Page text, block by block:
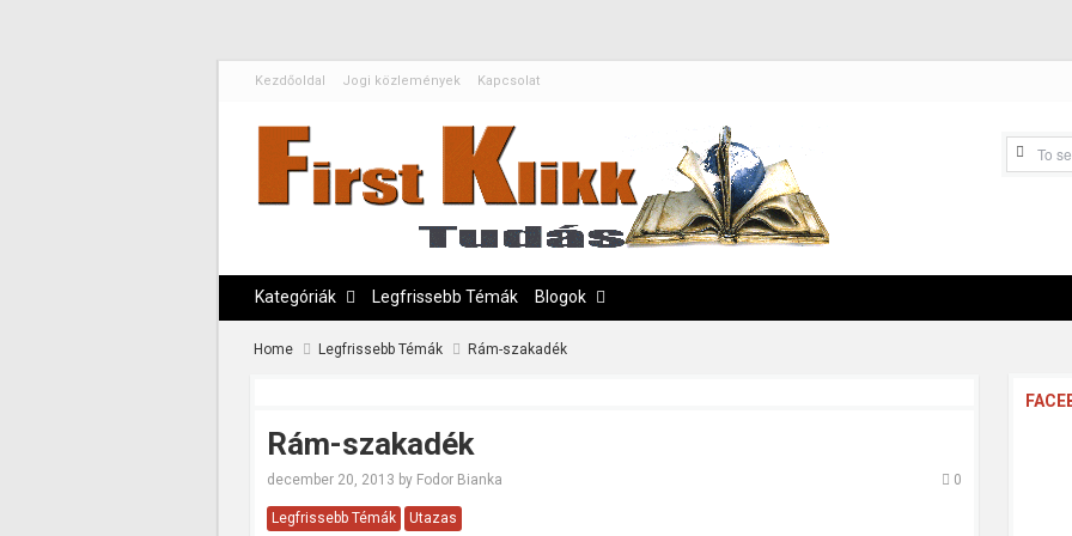
Kezdőoldal Jogi közlemények Kapcsolat
Kategóriák Legfrissebb Témák Blogok
Home Legfrissebb Témák Rám-szakadék
Rám-szakadék
december 20, 2013 by Fodor Bianka 0
Legfrissebb Témák Utazas